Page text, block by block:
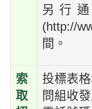
另行
(http://
間。
索
取
投標表
問組收